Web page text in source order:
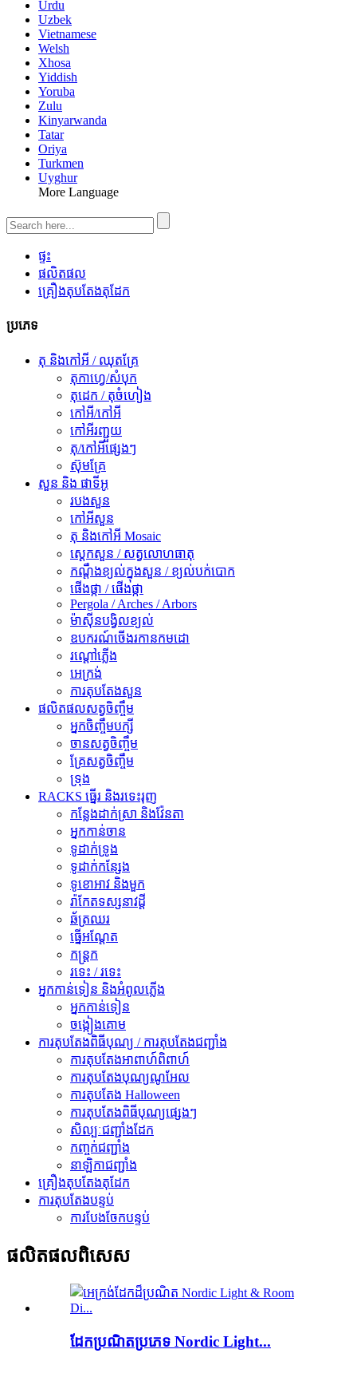
Urdu
Uzbek
Vietnamese
Welsh
Xhosa
Yiddish
Yoruba
Zulu
Kinyarwanda
Tatar
Oriya
Turkmen
Uyghur
More Language
ផ្ទះ
ផលិតផល
គ្រឿងតុបតែងតុដែក
ប្រភេទ
តុ និងកៅអី / ឈុតគ្រែ
តុកាហ្វេ/សំបុក
តុដេក / តុចំហៀង
កៅអី/កៅអី
កៅអីរញ្ជួយ
តុ/កៅអីផ្សេងៗ
ស៊ុមគ្រែ
សួន និង ផាទីអូ
របងសួន
កៅអីសួន
តុ និងកៅអី Mosaic
ស្ដេកសួន / សត្វលោហធាតុ
កណ្តឹងខ្យល់ក្នុងសួន / ខ្យល់បក់បោក
ផើងផ្កា / ផើងផ្កា
Pergola / Arches / Arbors
ម៉ាស៊ីនបង្វិលខ្យល់
ឧបករណ៍ចើងរកានកមដោ
រ​ណ្តៅ​ភ្លើង
អេក្រង់
ការតុបតែងសួន
ផលិតផលសត្វចិញ្ចឹម
អ្នកចិញ្ចឹមបក្សី
ចានសត្វចិញ្ចឹម
គ្រែសត្វចិញ្ចឹម
ទ្រុង
RACKS ធ្នើរ និងរទេះរុញ
កន្លែងដាក់ស្រា និងវ៉ែនតា
អ្នកកាន់ចាន
ទូដាក់ទ្រូង
ទូដាក់កន្សែង
ទូខោអាវ និងមួក
រ៉ាកែតទស្សនាវដ្តី
ឆ័ត្រឈរ
ធ្នើអណ្តែត
កន្ត្រក
រទេះ / រទេះ
អ្នកកាន់ទៀន និងអំពូលភ្លើង
អ្នកកាន់ទៀន
ចង្កៀងគោម
ការតុបតែងពិធីបុណ្យ / ការតុបតែងជញ្ជាំង
ការតុបតែងអាពាហ៍ពិពាហ៍
ការតុបតែងបុណ្យណូអែល
ការតុបតែង Halloween
ការតុបតែងពិធីបុណ្យផ្សេងៗ
សិល្បៈជញ្ជាំងដែក
កញ្ចក់ជញ្ជាំង
នាឡិកាជញ្ជាំង
គ្រឿងតុបតែងតុដែក
ការតុបតែងបន្ទប់
ការបែងចែកបន្ទប់
ផលិតផល​ពិសេស
ដែក​ប្រណិត​ប្រភេទ Nordic Light...